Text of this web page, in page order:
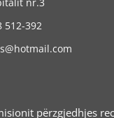
512-392
përzgjedhjes